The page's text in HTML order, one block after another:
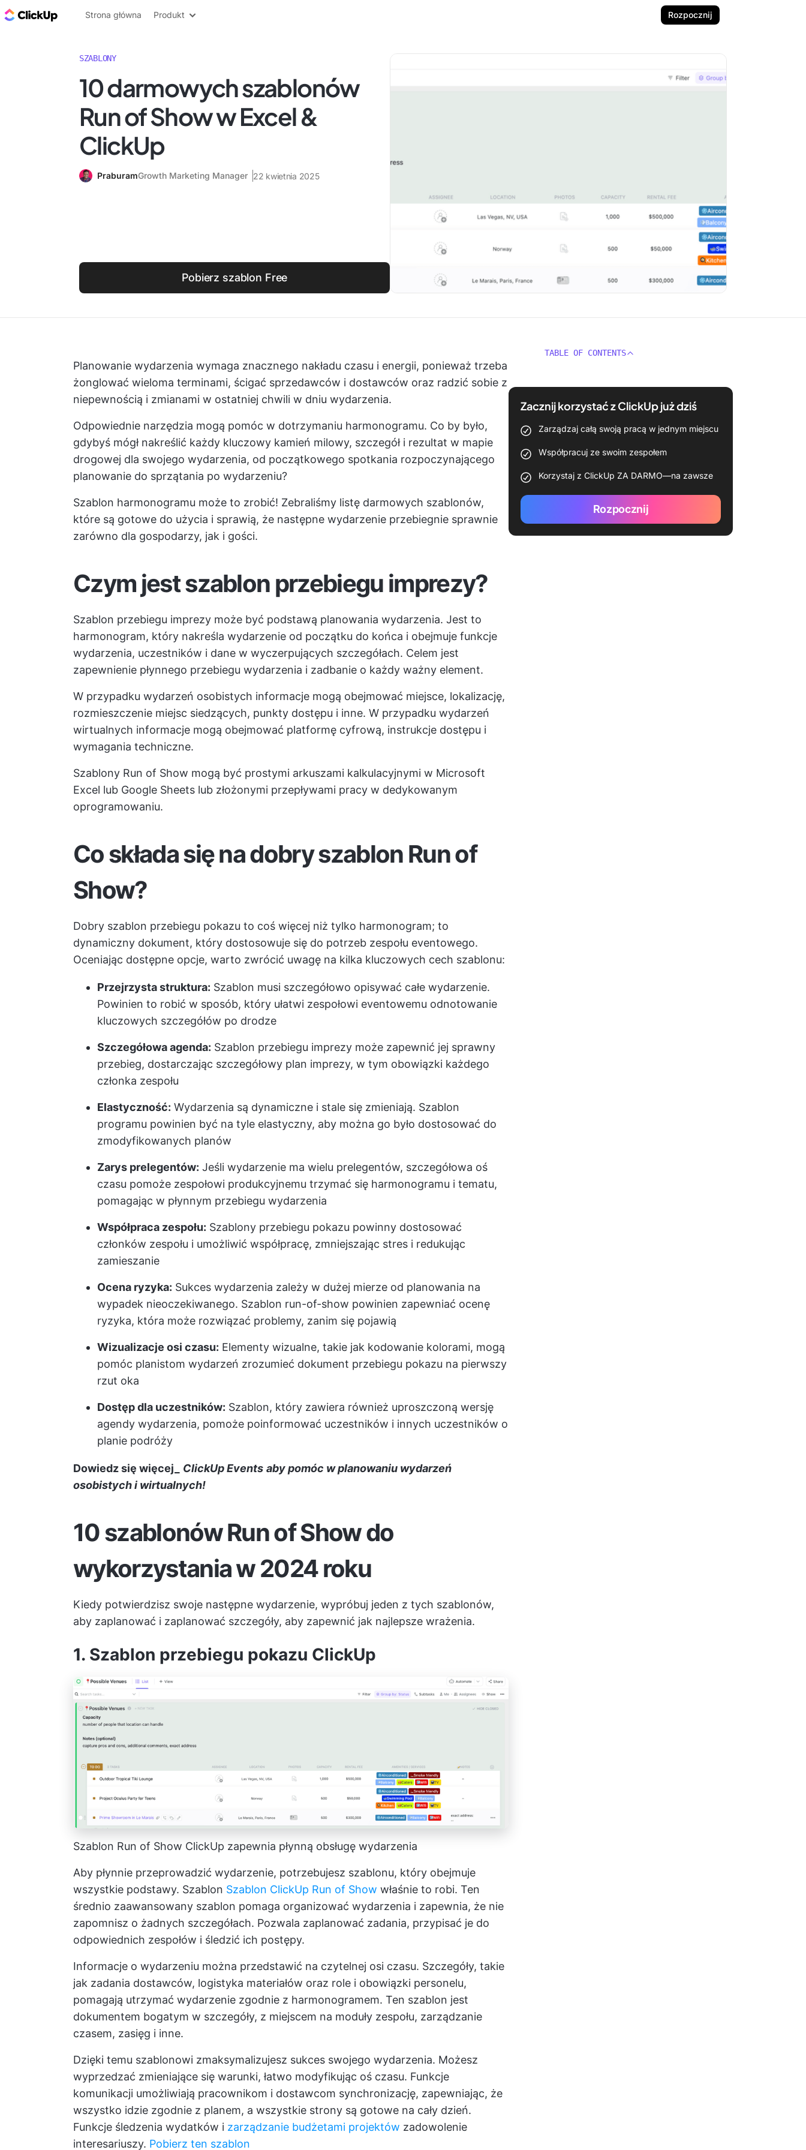
ClickUp Blog
Strona główna Produkt Rozpocznij
SZABLONY
10 darmowych szablonów
Run of Show w Excel &
ClickUp
PraburamGrowth Marketing Manager 22 kwietnia 2025
Pobierz szablon Free
Planowanie wydarzenia wymaga znacznego nakładu czasu i energii, ponieważ trzeba
żonglować wieloma terminami, ścigać sprzedawców i dostawców oraz radzić sobie z
niepewnością i zmianami w ostatniej chwili w dniu wydarzenia.
Odpowiednie narzędzia mogą pomóc w dotrzymaniu harmonogramu. Co by było,
gdybyś mógł nakreślić każdy kluczowy kamień milowy, szczegół i rezultat w mapie
drogowej dla swojego wydarzenia, od początkowego spotkania rozpoczynającego
planowanie do sprzątania po wydarzeniu?
Szablon harmonogramu może to zrobić! Zebraliśmy listę darmowych szablonów,
które są gotowe do użycia i sprawią, że następne wydarzenie przebiegnie sprawnie
zarówno dla gospodarzy, jak i gości.
Czym jest szablon przebiegu imprezy?
Szablon przebiegu imprezy może być podstawą planowania wydarzenia. Jest to
harmonogram, który nakreśla wydarzenie od początku do końca i obejmuje funkcje
wydarzenia, uczestników i dane w wyczerpujących szczegółach. Celem jest
zapewnienie płynnego przebiegu wydarzenia i zadbanie o każdy ważny element.
W przypadku wydarzeń osobistych informacje mogą obejmować miejsce, lokalizację,
rozmieszczenie miejsc siedzących, punkty dostępu i inne. W przypadku wydarzeń
wirtualnych informacje mogą obejmować platformę cyfrową, instrukcje dostępu i
wymagania techniczne.
Szablony Run of Show mogą być prostymi arkuszami kalkulacyjnymi w Microsoft
Excel lub Google Sheets lub złożonymi przepływami pracy w dedykowanym
oprogramowaniu.
Co składa się na dobry szablon Run of
Show?
Dobry szablon przebiegu pokazu to coś więcej niż tylko harmonogram; to
dynamiczny dokument, który dostosowuje się do potrzeb zespołu eventowego.
Oceniając dostępne opcje, warto zwrócić uwagę na kilka kluczowych cech szablonu:
Przejrzysta struktura: Szablon musi szczegółowo opisywać całe wydarzenie.
Powinien to robić w sposób, który ułatwi zespołowi eventowemu odnotowanie
kluczowych szczegółów po drodze
Szczegółowa agenda: Szablon przebiegu imprezy może zapewnić jej sprawny
przebieg, dostarczając szczegółowy plan imprezy, w tym obowiązki każdego
członka zespołu
Elastyczność: Wydarzenia są dynamiczne i stale się zmieniają. Szablon
programu powinien być na tyle elastyczny, aby można go było dostosować do
zmodyfikowanych planów
Zarys prelegentów: Jeśli wydarzenie ma wielu prelegentów, szczegółowa oś
czasu pomoże zespołowi produkcyjnemu trzymać się harmonogramu i tematu,
pomagając w płynnym przebiegu wydarzenia
Współpraca zespołu: Szablony przebiegu pokazu powinny dostosować
członków zespołu i umożliwić współpracę, zmniejszając stres i redukując
zamieszanie
Ocena ryzyka: Sukces wydarzenia zależy w dużej mierze od planowania na
wypadek nieoczekiwanego. Szablon run-of-show powinien zapewniać ocenę
ryzyka, która może rozwiązać problemy, zanim się pojawią
Wizualizacje osi czasu: Elementy wizualne, takie jak kodowanie kolorami, mogą
pomóc planistom wydarzeń zrozumieć dokument przebiegu pokazu na pierwszy
rzut oka
Dostęp dla uczestników: Szablon, który zawiera również uproszczoną wersję
agendy wydarzenia, pomoże poinformować uczestników i innych uczestników o
planie podróży
Dowiedz się więcej_ ClickUp Events aby pomóc w planowaniu wydarzeń
osobistych i wirtualnych!
10 szablonów Run of Show do
wykorzystania w 2024 roku
Kiedy potwierdzisz swoje następne wydarzenie, wypróbuj jeden z tych szablonów,
aby zaplanować i zaplanować szczegóły, aby zapewnić jak najlepsze wrażenia.
1. Szablon przebiegu pokazu ClickUp
Szablon Run of Show ClickUp zapewnia płynną obsługę wydarzenia
Aby płynnie przeprowadzić wydarzenie, potrzebujesz szablonu, który obejmuje
wszystkie podstawy. Szablon Szablon ClickUp Run of Show właśnie to robi. Ten
średnio zaawansowany szablon pomaga organizować wydarzenia i zapewnia, że nie
zapomnisz o żadnych szczegółach. Pozwala zaplanować zadania, przypisać je do
odpowiednich zespołów i śledzić ich postępy.
Informacje o wydarzeniu można przedstawić na czytelnej osi czasu. Szczegóły, takie
jak zadania dostawców, logistyka materiałów oraz role i obowiązki personelu,
pomagają utrzymać wydarzenie zgodnie z harmonogramem. Ten szablon jest
dokumentem bogatym w szczegóły, z miejscem na moduły zespołu, zarządzanie
czasem, zasięg i inne.
Dzięki temu szablonowi zmaksymalizujesz sukces swojego wydarzenia. Możesz
wyprzedzać zmieniające się warunki, łatwo modyfikując oś czasu. Funkcje
komunikacji umożliwiają pracownikom i dostawcom synchronizację, zapewniając, że
wszystko idzie zgodnie z planem, a wszystkie strony są gotowe na cały dzień.
Funkcje śledzenia wydatków i zarządzanie budżetami projektów zadowolenie
interesariuszy. Pobierz ten szablon
TABLE OF CONTENTS
Zacznij korzystać z ClickUp już dziś
Zarządzaj całą swoją pracą w jednym miejscu
Współpracuj ze swoim zespołem
Korzystaj z ClickUp ZA DARMO—na zawsze
Rozpocznij